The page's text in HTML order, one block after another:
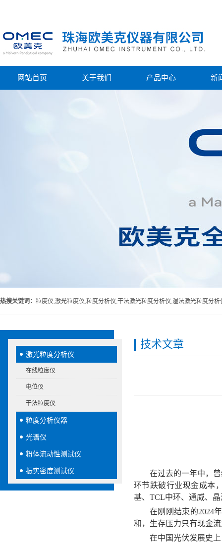
网站首页 关于我们 产品中心 新
热搜关键词： 粒度仪,激光粒度仪,粒度分析仪,干法激光粒度分析仪,湿法激光粒度分析
激光粒度分析仪
在线粒度仪
电位仪
干法粒度仪
粒度分析仪器
光谱仪
粉体流动性测试仪
振实密度测试仪
技术文章
在过去的一年中，
环节跌破行业现金成本
基、TCL中环、通威、
在刚刚结束的2024
和，生存压力只有现金
在中国光伏发展史